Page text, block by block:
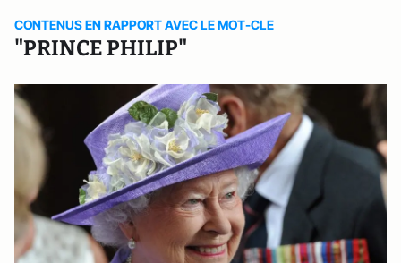
CONTENUS EN RAPPORT AVEC LE MOT-CLE
"PRINCE PHILIP"